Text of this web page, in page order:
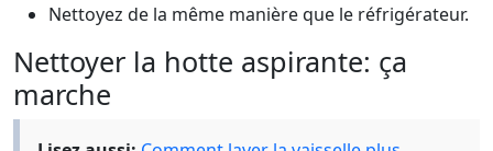
Nettoyez de la même manière que le réfrigérateur.
Nettoyer la hotte aspirante: ça
marche